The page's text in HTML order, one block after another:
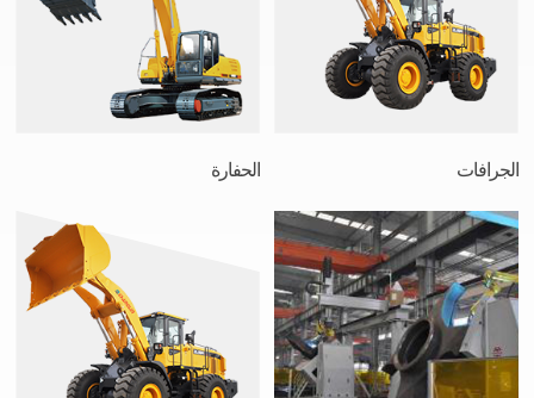
الجرافات الحفارة